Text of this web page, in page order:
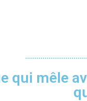
qui mêle